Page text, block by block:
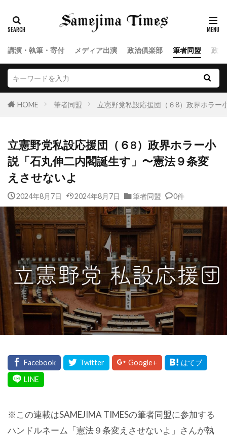
講演・執筆・寄付 メディア出演 政治倶楽部 筆者同盟 政
HOME 筆者同盟 立憲野党私設応援団（６8）政界ホラー
立憲野党私設応援団（６8）政界ホラー小
説「石丸伸二内閣誕生す」〜憲法９条変
えさせないよ
2024年8月7日 2024年8月7日 筆者同盟 0件
※この連載はSAMEJIMA TIMESの筆者同盟に参加する
ハンドルネーム「憲法９条変えさせないよ」さんが執